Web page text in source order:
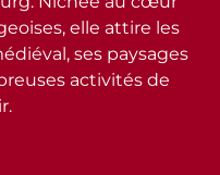
elle attire les
ses paysages
activités de